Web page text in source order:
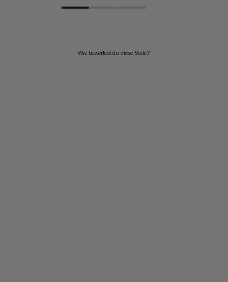
Wie bewertest du diese Seite?